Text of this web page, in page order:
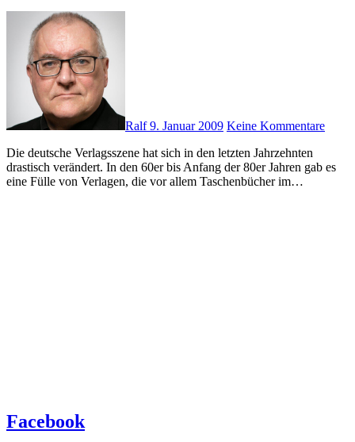
Ralf9. Januar 2009 Keine Kommentare
Die deutsche Verlagsszene hat sich in den letzten Jahrzehnten
drastisch verändert. In den 60er bis Anfang der 80er Jahren gab es
eine Fülle von Verlagen, die vor allem Taschenbücher im…
Facebook